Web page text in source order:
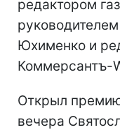
редактором
Юхименко и
Коммерсантъ-
Открыл
вечера